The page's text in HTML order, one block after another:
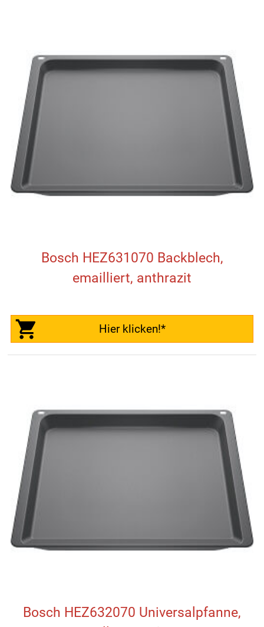
Bosch HEZ631070 Backblech,
emailliert, anthrazit
Hier klicken!*
Bosch HEZ632070 Universalpfanne,